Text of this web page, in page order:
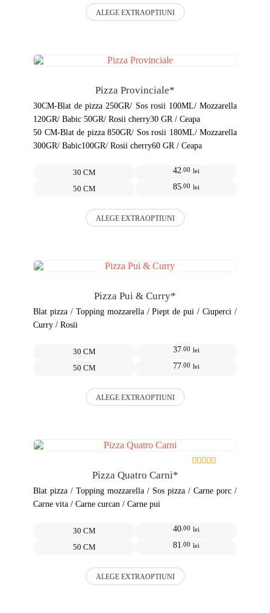
Acest
produs
variații.
alese
în
pagina
produsului.
ALEGE EXTRAOPTIUNI
Pizza Provinciale*
30CM-Blat de pizza 250GR/ Sos rosii 100ML/ Mozzarella
120GR/ Babic 50GR/ Rosii cherry30 GR / Ceapa
50 CM-Blat de pizza 850GR/ Sos rosii 180ML/ Mozzarella
300GR/ Babic100GR/ Rosii cherry60 GR / Ceapa
30 CM 42 .00 lei
50 CM 85.00 lei
Acest
produs
variații.
alese
ALEGE EXTRAOPTIUNI
Pizza Pui & Curry*
Blat pizza / Topping mozzarella / Piept de pui / Ciuperci /
Curry / Rosii
30 CM 37.00 lei
50 CM 77.00 lei
Acest
produs
variații.
alese
în
ALEGE EXTRAOPTIUNI
Pizza Quatro Carni*
Blat pizza / Topping mozzarella / Sos pizza / Carne porc /
Carne vita / Carne curcan / Carne pui
30 CM 40.00 lei
50 CM 81 .00 lei
Acest
produs
ALEGE EXTRAOPTIUNI